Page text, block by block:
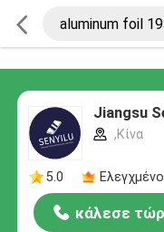
Jiangsu
,Κίνα
5.0
κάλεσε